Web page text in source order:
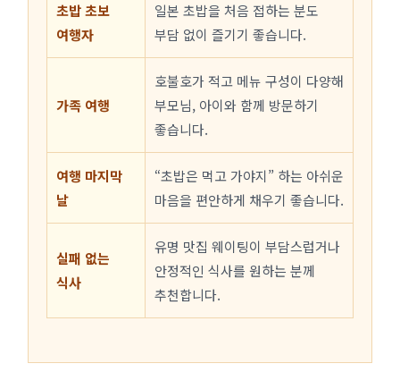
초밥 초보
여행자
일본 초밥을 처음 접하는 분도
부담 없이 즐기기 좋습니다.
가족 여행
호불호가 적고 메뉴 구성이 다양해
부모님, 아이와 함께 방문하기
좋습니다.
여행 마지막
날
“초밥은 먹고 가야지” 하는 아쉬운
마음을 편안하게 채우기 좋습니다.
실패 없는
식사
유명 맛집 웨이팅이 부담스럽거나
안정적인 식사를 원하는 분께
추천합니다.